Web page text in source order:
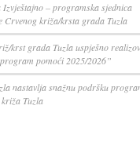
– programska sjednica
Crvenog križa/krsta grada Tuzla
krst grada Tuzla uspješno
pomoći 2025/2026”
nastavlja snažnu podršku
Tuzla